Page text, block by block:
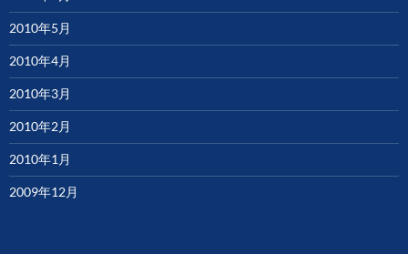
2010年5月
2010年4月
2010年3月
2010年2月
2010年1月
2009年12月